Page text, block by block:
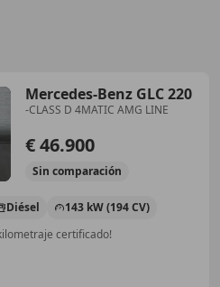
Mercedes-Benz GLC 220
-CLASS D 4MATIC AMG LINE
€ 46.900
Sin comparación
Diésel
143 kW (194 CV)
certificado!